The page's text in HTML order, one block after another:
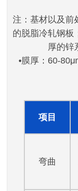
注：基材以及前
的脱脂冷轧钢板
厚的锌
•膜厚：60-
项目
弯曲